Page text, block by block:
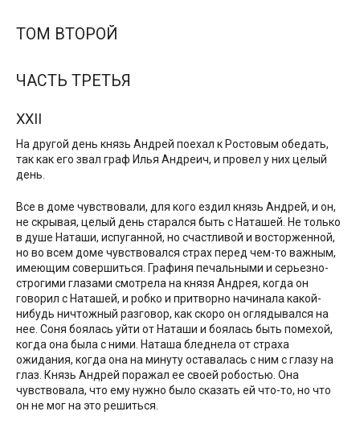
ТОМ ВТОРОЙ
ЧАСТЬ ТРЕТЬЯ
XXII
На другой день князь Андрей поехал к Ростовым обедать,
так как его звал граф Илья Андреич, и провел у них целый
день.
Все в доме чувствовали, для кого ездил князь Андрей, и он,
не скрывая, целый день старался быть с Наташей. Не только
в душе Наташи, испуганной, но счастливой и восторженной,
но во всем доме чувствовался страх перед чем-то важным,
имеющим совершиться. Графиня печальными и серьезно-
строгими глазами смотрела на князя Андрея, когда он
говорил с Наташей, и робко и притворно начинала какой-
нибудь ничтожный разговор, как скоро он оглядывался на
нее. Соня боялась уйти от Наташи и боялась быть помехой,
когда она была с ними. Наташа бледнела от страха
ожидания, когда она на минуту оставалась с ним с глазу на
глаз. Князь Андрей поражал ее своей робостью. Она
чувствовала, что ему нужно было сказать ей что-то, но что
он не мог на это решиться.